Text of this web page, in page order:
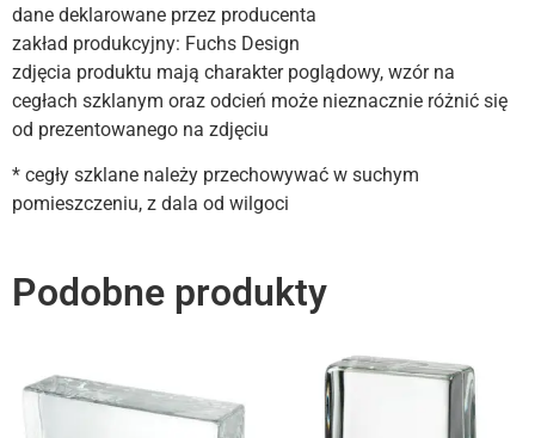
dane deklarowane przez producenta
zakład produkcyjny: Fuchs Design
zdjęcia produktu mają charakter poglądowy, wzór na
cegłach szklanym oraz odcień może nieznacznie różnić się
od prezentowanego na zdjęciu
* cegły szklane należy przechowywać w suchym
pomieszczeniu, z dala od wilgoci
Podobne produkty